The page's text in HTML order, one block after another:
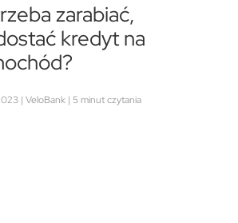
zarabiać,
kredyt na
| VeloBank | 5 minut czytania